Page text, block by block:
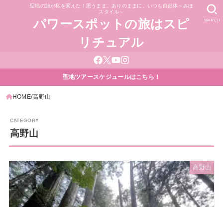
聖地の旅が私を変えた！思うまま、ありのままに、いつも自然体～みほ
スタイル～
パワースポットの旅はスピ
リチュアル
SEARCH
聖地ツアースケジュールはこちら！
HOME 高野山
高野山
高野山